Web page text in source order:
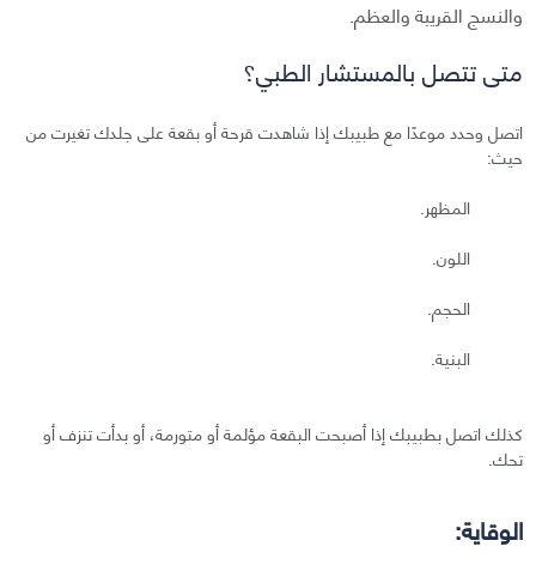
والنسج القريبة والعظم.
متى تتصل بالمستشار الطبي؟
اتصل وحدد موعدًا مع طبيبك إذا شاهدت قرحة أو بقعة على جلدك تغيرت من
حيث:
المظهر.
اللون.
الحجم.
البنية.
كذلك اتصل بطبيبك إذا أصبحت البقعة مؤلمة أو متورمة، أو بدأت تنزف أو
تحك.
الوقاية: